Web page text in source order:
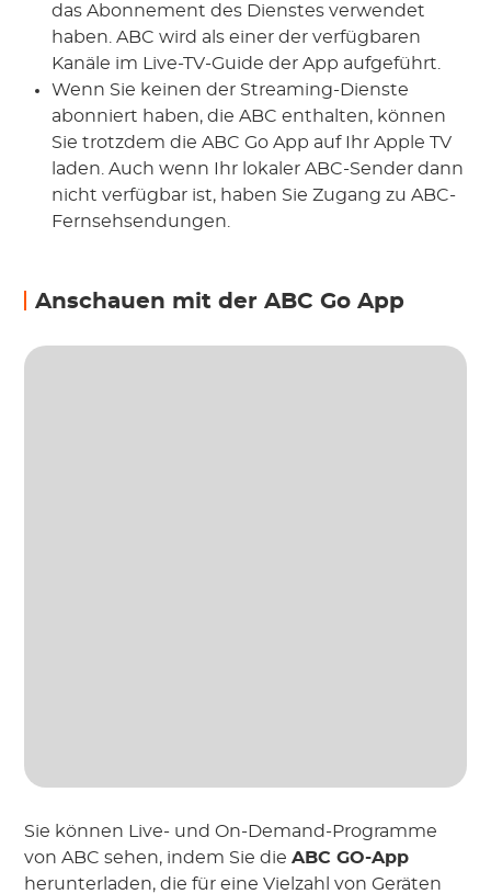
das Abonnement des Dienstes verwendet
haben. ABC wird als einer der verfügbaren
Kanäle im Live-TV-Guide der App aufgeführt.
Wenn Sie keinen der Streaming-Dienste
abonniert haben, die ABC enthalten, können
Sie trotzdem die ABC Go App auf Ihr Apple TV
laden. Auch wenn Ihr lokaler ABC-Sender dann
nicht verfügbar ist, haben Sie Zugang zu ABC-
Fernsehsendungen.
Anschauen mit der ABC Go App
Sie können Live- und On-Demand-Programme
von ABC sehen, indem Sie dieABC GO-App
herunterladen, die für eine Vielzahl von Geräten